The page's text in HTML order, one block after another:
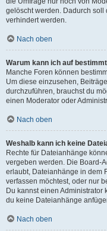
gelöscht werden. Dadurch
verhindert werden.
Nach oben
Warum kann ich auf
Manche Foren können
Um diese einzusehen,
durchzuführen, brauchst du
einen Moderator oder
Nach oben
Weshalb kann ich keine
Rechte für Dateianhänge
vergeben werden. Die Board-
erlaubt, Dateianhänge in dem
verfassen möchtest, oder nur
Du kannst einen
du keine Dateianhänge
Nach oben